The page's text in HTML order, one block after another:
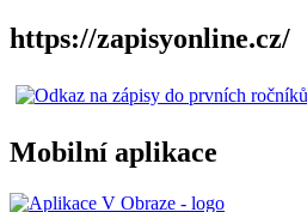
https://zapisyonline.cz/
Mobilní aplikace